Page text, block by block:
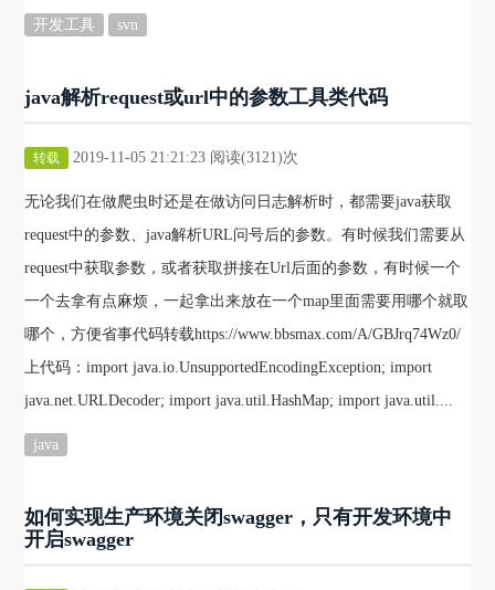
开发工具 svn
java解析request或url中的参数工具类代码
转载 2019-11-05 21:21:23 阅读(3121)次
无论我们在做爬虫时还是在做访问日志解析时，都需要java获取
request中的参数、java解析URL问号后的参数。有时候我们需要从
request中获取参数，或者获取拼接在Url后面的参数，有时候一个
一个去拿有点麻烦，一起拿出来放在一个map里面需要用哪个就取
哪个，方便省事代码转载https://www.bbsmax.com/A/GBJrq74Wz0/
上代码：import java.io.UnsupportedEncodingException; import
java.net.URLDecoder; import java.util.HashMap; import java.util....
java
如何实现生产环境关闭swagger，只有开发环境中
开启swagger